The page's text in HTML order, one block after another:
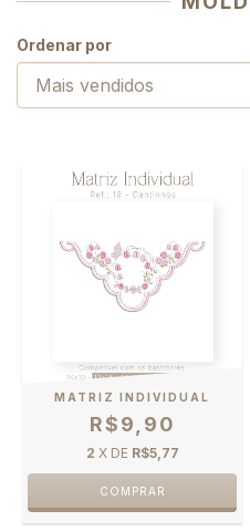
Ordenar por
MATRIZ INDIVIDUAL
R$9,90
2 X DE R$5,77